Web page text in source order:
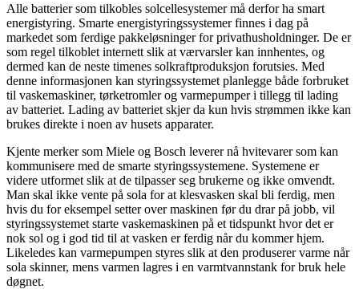
Alle batterier som tilkobles solcellesystemer må derfor ha smart
energistyring. Smarte energistyringssystemer finnes i dag på
markedet som ferdige pakkeløsninger for privathusholdninger. De er
som regel tilkoblet internett slik at værvarsler kan innhentes, og
dermed kan de neste timenes solkraftproduksjon forutsies. Med
denne informasjonen kan styringssystemet planlegge både forbruket
til vaskemaskiner, tørketromler og varmepumper i tillegg til lading
av batteriet. Lading av batteriet skjer da kun hvis strømmen ikke kan
brukes direkte i noen av husets apparater.
Kjente merker som Miele og Bosch leverer nå hvitevarer som kan
kommunisere med de smarte styringssystemene. Systemene er
videre utformet slik at de tilpasser seg brukerne og ikke omvendt.
Man skal ikke vente på sola for at klesvasken skal bli ferdig, men
hvis du for eksempel setter over maskinen før du drar på jobb, vil
styringssystemet starte vaskemaskinen på et tidspunkt hvor det er
nok sol og i god tid til at vasken er ferdig når du kommer hjem.
Likeledes kan varmepumpen styres slik at den produserer varme når
sola skinner, mens varmen lagres i en varmtvannstank for bruk hele
døgnet.